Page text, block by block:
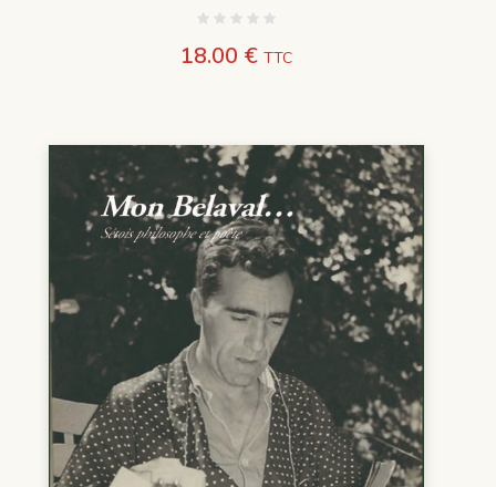
18.00 € TTC